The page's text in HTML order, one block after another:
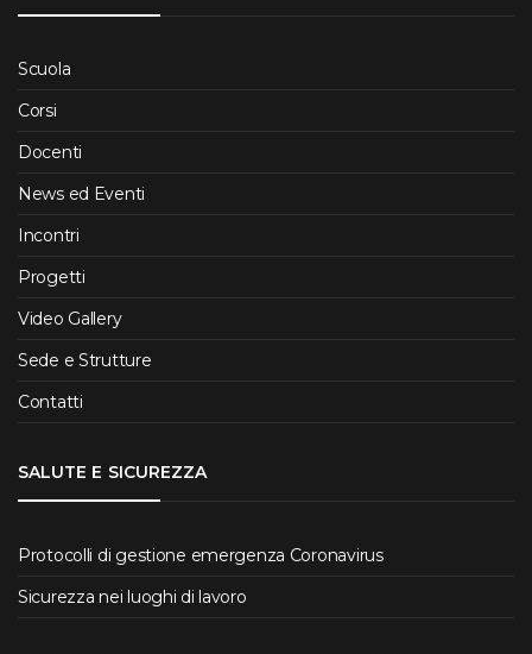
Scuola
Corsi
Docenti
News ed Eventi
Incontri
Progetti
Video Gallery
Sede e Strutture
Contatti
SALUTE E SICUREZZA
Protocolli di gestione emergenza Coronavirus
Sicurezza nei luoghi di lavoro